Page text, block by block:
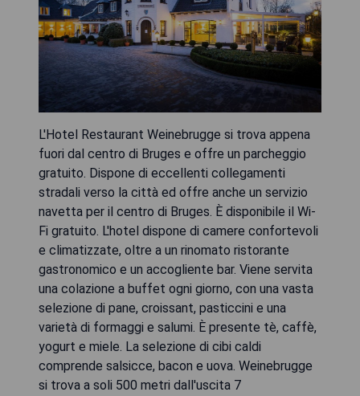
L'Hotel Restaurant Weinebrugge si trova appena
fuori dal centro di Bruges e offre un parcheggio
gratuito. Dispone di eccellenti collegamenti
stradali verso la città ed offre anche un servizio
navetta per il centro di Bruges. È disponibile il Wi-
Fi gratuito. L'hotel dispone di camere confortevoli
e climatizzate, oltre a un rinomato ristorante
gastronomico e un accogliente bar. Viene servita
una colazione a buffet ogni giorno, con una vasta
selezione di pane, croissant, pasticcini e una
varietà di formaggi e salumi. È presente tè, caffè,
yogurt e miele. La selezione di cibi caldi
comprende salsicce, bacon e uova. Weinebrugge
si trova a soli 500 metri dall'uscita 7